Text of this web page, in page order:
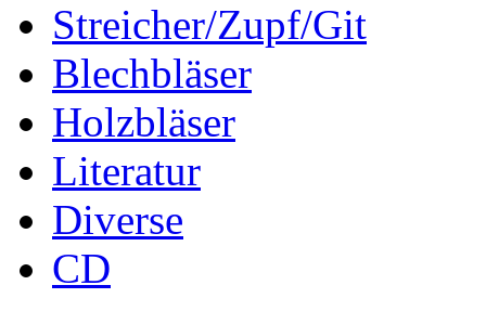
Streicher/Zupf/Git
Blechbläser
Holzbläser
Literatur
Diverse
CD